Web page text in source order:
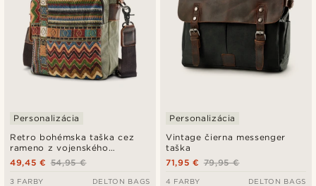
Retro bohémska taška cez
rameno z vojenského
zeleného plátna
Personalizácia
54,95 €
49,45 €
3 FARBY DELTON BAGS
Vintage čierna messenger
taška
Personalizácia
79,95 €
71,95 €
4 FARBY DELTON BAGS